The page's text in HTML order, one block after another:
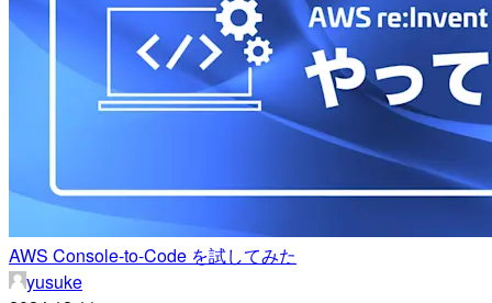
AWS Console-to-Code を試してみた
yusuke